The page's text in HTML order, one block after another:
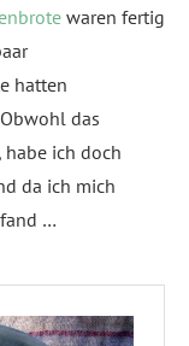
waren fertig
hatten
das
ich doch
da ich mich
…